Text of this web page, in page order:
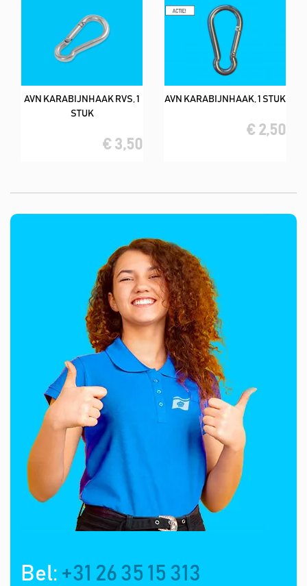
AVN KARABIJNHAAK RVS, 1
STUK
€ 3,50
AVN KARABIJNHAAK, 1 STUK
€ 2,50
Bel: +31 26 35 15 313